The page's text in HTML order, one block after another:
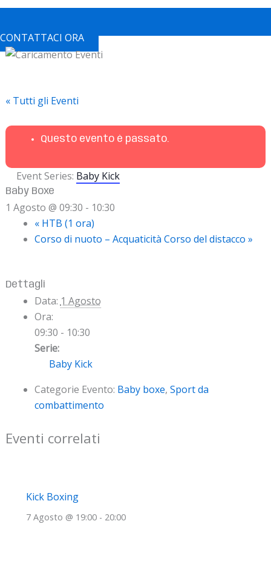
CONTATTACI ORA
« Tutti gli Eventi
Questo evento è passato.
Event Series: Baby Kick
Baby Boxe
1 Agosto @ 09:30 - 10:30
«HTB (1 ora)
Corso di nuoto – Acquaticità Corso del distacco »
Dettagli
Data: 1 Agosto
Ora:
09:30 - 10:30
Serie:
Baby Kick
Categorie Evento: Baby boxe, Sport da
combattimento
Eventi correlati
Kick Boxing
7 Agosto @ 19:00 - 20:00